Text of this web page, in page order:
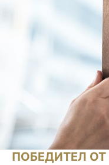
ПОБЕДИТЕЛ